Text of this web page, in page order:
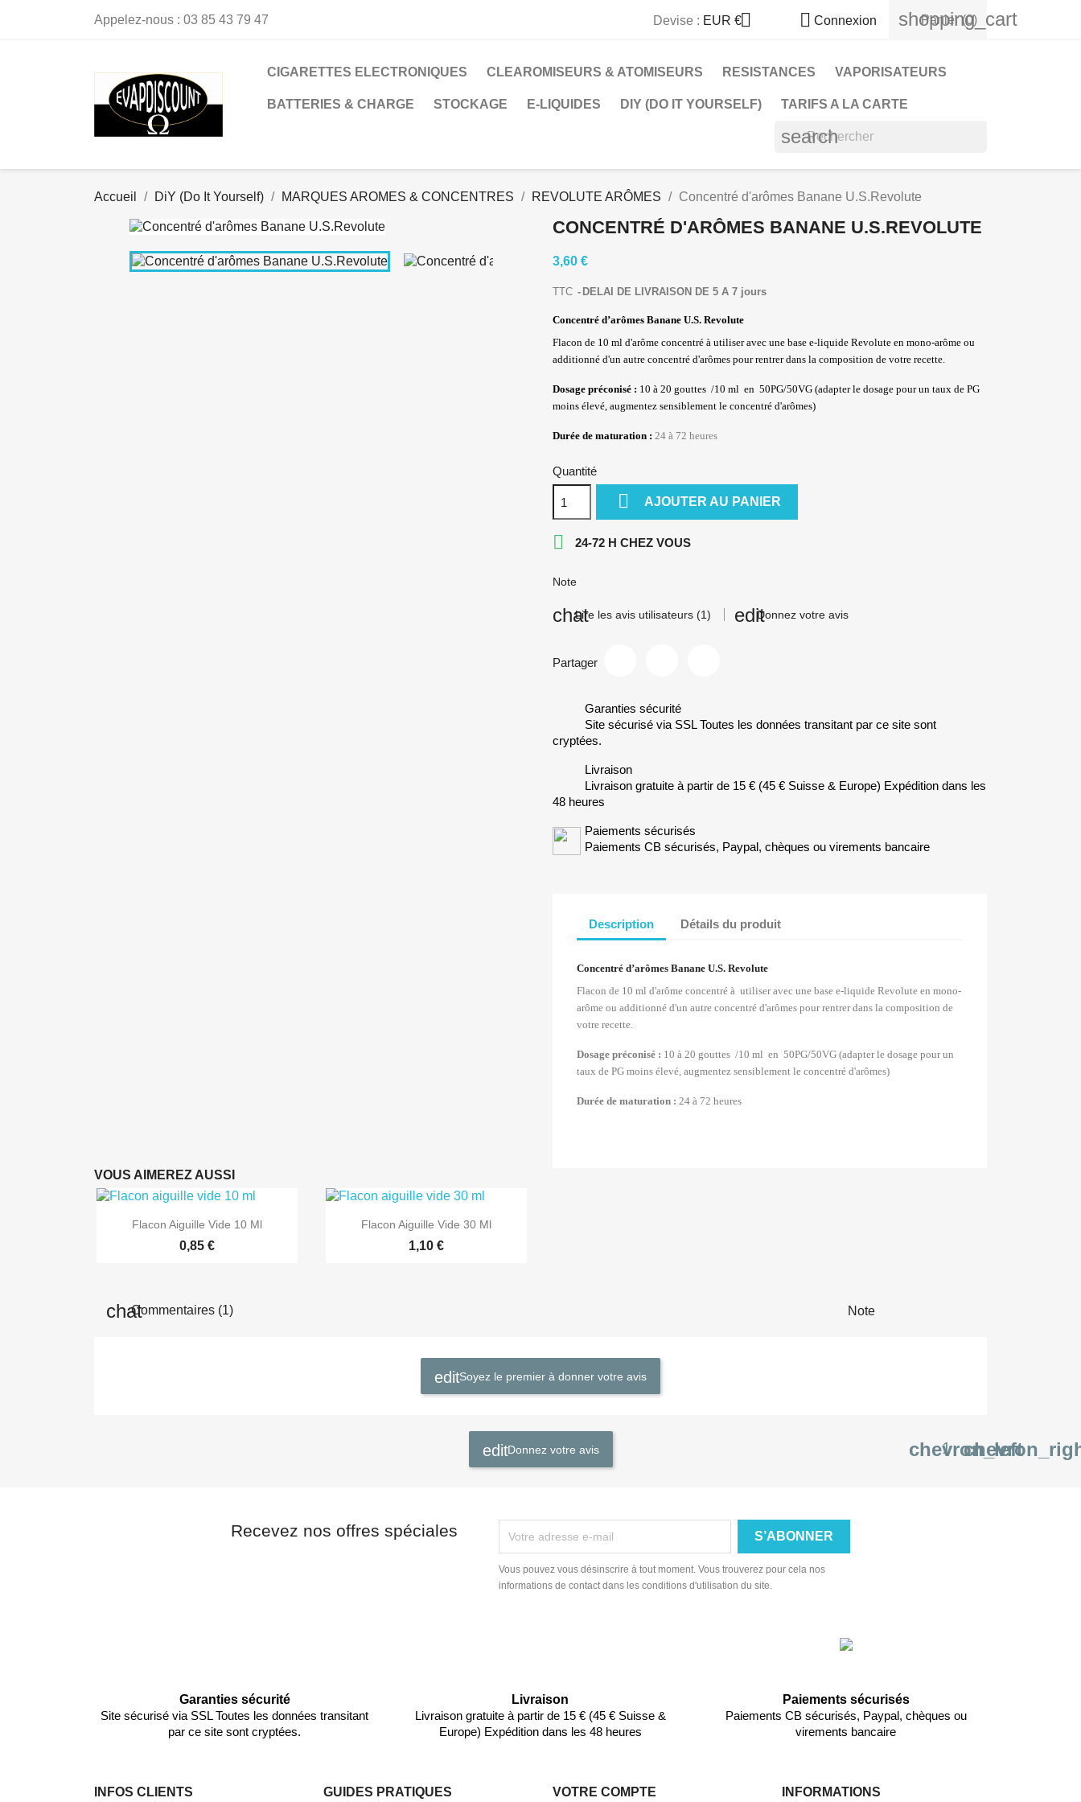
Appelez-nous : 03 85 43 79 47 Devise : EUR €  Connexion shopping_cart
Panier (0)
CIGARETTES ELECTRONIQUES CLEAROMISEURS & ATOMISEURS RESISTANCES VAPORISATEURS
BATTERIES & CHARGE STOCKAGE E-LIQUIDES DIY (DO IT YOURSELF) TARIFS A LA CARTE
search
Accueil DiY (Do It Yourself) MARQUES AROMES & CONCENTRES REVOLUTE ARÔMES Concentré d'arômes Banane U.S.Revolute
CONCENTRÉ D'ARÔMES BANANE U.S.REVOLUTE
3,60 €
TTC DELAI DE LIVRAISON DE 5 A 7 jours
Concentré d’arômes Banane U.S. Revolute
Flacon de 10 ml d'arôme concentré à utiliser avec une base e-liquide Revolute en mono-arôme ou
additionné d'un autre concentré d'arômes pour rentrer dans la composition de votre recette.
Dosage préconisé : 10 à 20 gouttes /10 ml en 50PG/50VG (adapter le dosage pour un taux de PG
moins élevé, augmentez sensiblement le concentré d'arômes)
Durée de maturation : 24 à 72 heures
Quantité
 AJOUTER AU PANIER
 24-72 H CHEZ VOUS
Note
Lire les avis utilisateurs (1) Donnez votre avis
Partager
Garanties sécurité
Site sécurisé via SSL Toutes les données transitant par ce site sont
cryptées.
Livraison
Livraison gratuite à partir de 15 € (45 € Suisse & Europe) Expédition dans les
48 heures
Paiements sécurisés
Paiements CB sécurisés, Paypal, chèques ou virements bancaire
Description Détails du produit
Concentré d’arômes Banane U.S. Revolute
Flacon de 10 ml d'arôme concentré à utiliser avec une base e-liquide Revolute en mono-
arôme ou additionné d'un autre concentré d'arômes pour rentrer dans la composition de
votre recette.
Dosage préconisé : 10 à 20 gouttes /10 ml en 50PG/50VG (adapter le dosage pour un
taux de PG moins élevé, augmentez sensiblement le concentré d'arômes)
Durée de maturation : 24 à 72 heures
VOUS AIMEREZ AUSSI
 Aperçu rapide
Flacon Aiguille Vide 10 Ml
0,85 €
 Aperçu rapide
Flacon Aiguille Vide 30 Ml
1,10 €
Commentaires (1) Note
Soyez le premier à donner votre avis
chevron_left
1
Donnez votre avis
Recevez nos offres spéciales
Vous pouvez vous désinscrire à tout moment. Vous trouverez pour cela nos
informations de contact dans les conditions d'utilisation du site.
Garanties sécurité
Site sécurisé via SSL Toutes les données transitant
par ce site sont cryptées.
Livraison
Livraison gratuite à partir de 15 € (45 € Suisse &
Europe) Expédition dans les 48 heures
Paiements sécurisés
Paiements CB sécurisés, Paypal, chèques ou
virements bancaire
INFOS CLIENTS GUIDES PRATIQUES VOTRE COMPTE INFORMATIONS